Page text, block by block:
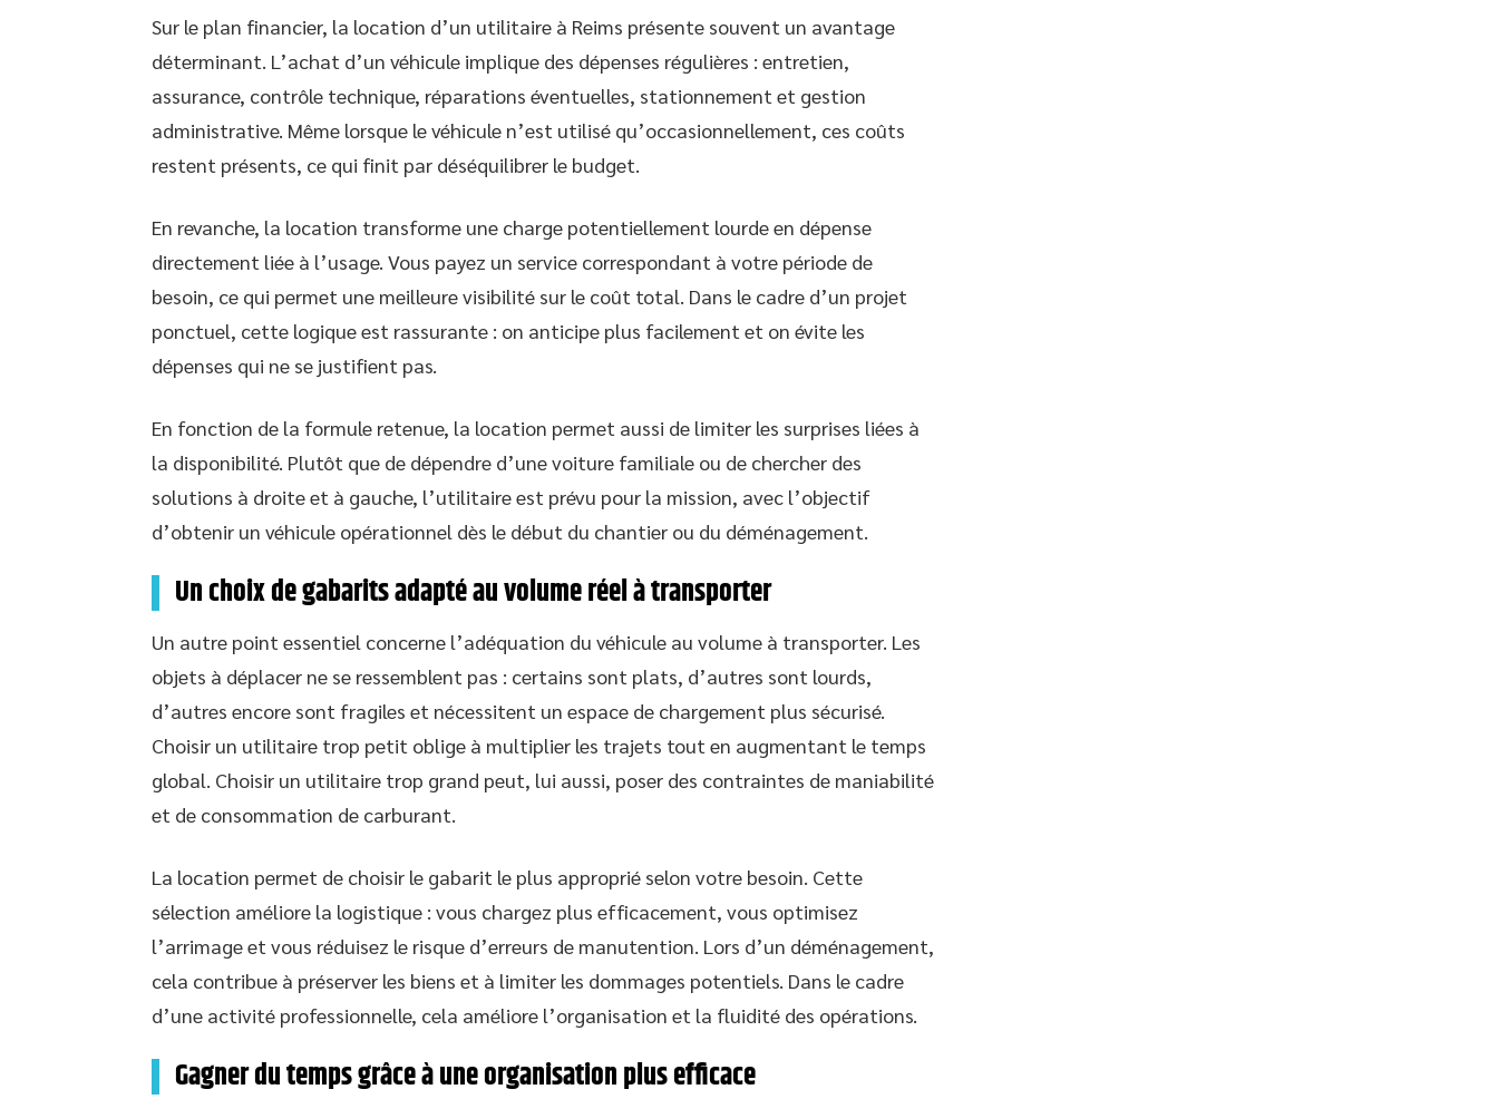
Sur le plan financier, la location d’un utilitaire à Reims présente souvent un avantage
déterminant. L’achat d’un véhicule implique des dépenses régulières : entretien,
assurance, contrôle technique, réparations éventuelles, stationnement et gestion
administrative. Même lorsque le véhicule n’est utilisé qu’occasionnellement, ces coûts
restent présents, ce qui finit par déséquilibrer le budget.
En revanche, la location transforme une charge potentiellement lourde en dépense
directement liée à l’usage. Vous payez un service correspondant à votre période de
besoin, ce qui permet une meilleure visibilité sur le coût total. Dans le cadre d’un projet
ponctuel, cette logique est rassurante : on anticipe plus facilement et on évite les
dépenses qui ne se justifient pas.
En fonction de la formule retenue, la location permet aussi de limiter les surprises liées à
la disponibilité. Plutôt que de dépendre d’une voiture familiale ou de chercher des
solutions à droite et à gauche, l’utilitaire est prévu pour la mission, avec l’objectif
d’obtenir un véhicule opérationnel dès le début du chantier ou du déménagement.
Un choix de gabarits adapté au volume réel à transporter
Un autre point essentiel concerne l’adéquation du véhicule au volume à transporter. Les
objets à déplacer ne se ressemblent pas : certains sont plats, d’autres sont lourds,
d’autres encore sont fragiles et nécessitent un espace de chargement plus sécurisé.
Choisir un utilitaire trop petit oblige à multiplier les trajets tout en augmentant le temps
global. Choisir un utilitaire trop grand peut, lui aussi, poser des contraintes de maniabilité
et de consommation de carburant.
La location permet de choisir le gabarit le plus approprié selon votre besoin. Cette
sélection améliore la logistique : vous chargez plus efficacement, vous optimisez
l’arrimage et vous réduisez le risque d’erreurs de manutention. Lors d’un déménagement,
cela contribue à préserver les biens et à limiter les dommages potentiels. Dans le cadre
d’une activité professionnelle, cela améliore l’organisation et la fluidité des opérations.
Gagner du temps grâce à une organisation plus efficace